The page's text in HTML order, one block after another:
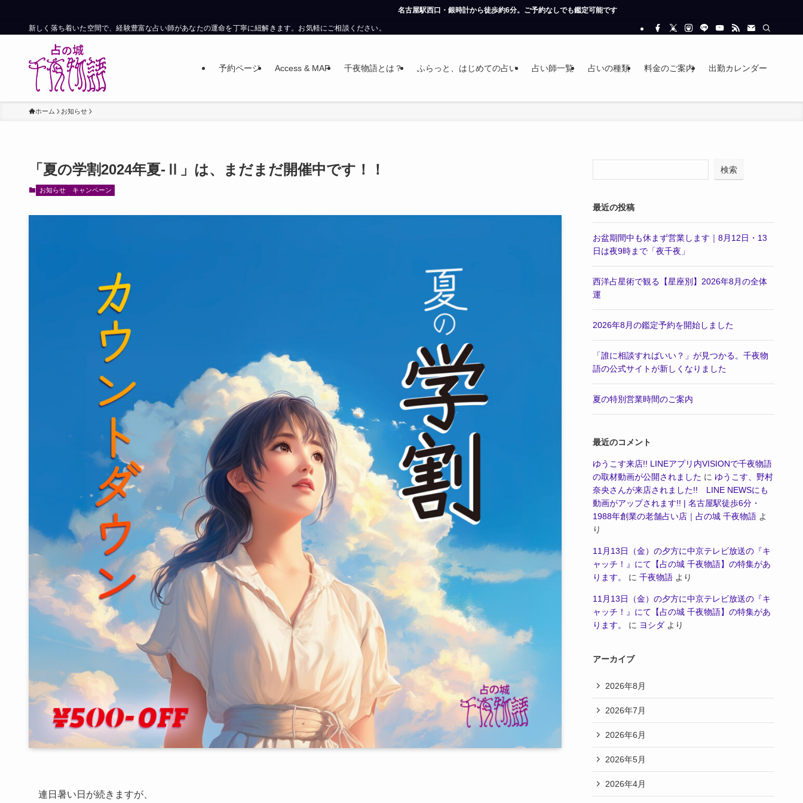
名古屋駅西口・銀時計から徒歩約6分。ご予約なしでも鑑定可能です
新しく落ち着いた空間で、経験豊富な占い師があなたの運命を丁寧に紐解きます。お気軽にご相談ください。
予約ページ Access & MAP 千夜物語とは？ ふらっと、はじめての占い 占い師一覧 占いの種類 料金のご案内 出勤カレンダー
ホーム お知らせ
「夏の学割2024年夏-Ⅱ」は、まだまだ開催中です！！
お知らせ キャンペーン
連日暑い日が続きますが、
検索
最近の投稿
お盆期間中も休まず営業します｜8月12日・13
日は夜9時まで「夜千夜」
西洋占星術で観る【星座別】2026年8月の全体
運
2026年8月の鑑定予約を開始しました
「誰に相談すればいい？」が見つかる。千夜物
語の公式サイトが新しくなりました
夏の特別営業時間のご案内
最近のコメント
ゆうこす来店!! LINEアプリ内VISIONで千夜物語
の取材動画が公開されました に ゆうこす、野村
奈央さんが来店されました!! LINE NEWSにも
動画がアップされます!! | 名古屋駅徒歩6分・
1988年創業の老舗占い店｜占の城 千夜物語 よ
り
11月13日（金）の夕方に中京テレビ放送の『キ
ャッチ！』にて【占の城 千夜物語】の特集があ
ります。
に 千夜物語 より
11月13日（金）の夕方に中京テレビ放送の『キ
ャッチ！』にて【占の城 千夜物語】の特集があ
ります。
に ヨシダ より
アーカイブ
2026年8月
2026年7月
2026年6月
2026年5月
2026年4月